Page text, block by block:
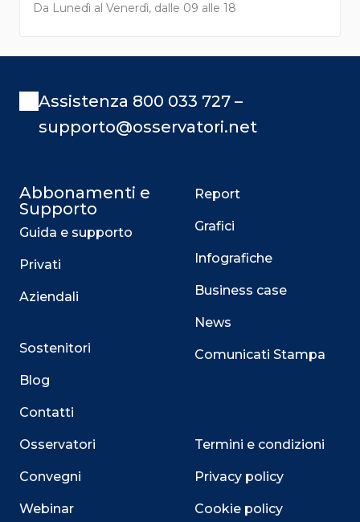
Da Lunedì al Venerdì, dalle 09 alle 18
Assistenza 800 033 727 –
supporto@osservatori.net
Abbonamenti e
Supporto
Guida e supporto
Privati
Aziendali
Sostenitori
Blog
Contatti
Osservatori
Convegni
Webinar
Report
Grafici
Infografiche
Business case
News
Comunicati Stampa
Termini e condizioni
Privacy policy
Cookie policy